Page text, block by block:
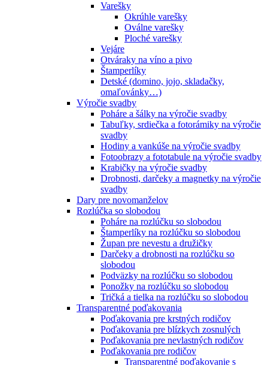
Varešky
Okrúhle varešky
Oválne varešky
Ploché varešky
Vejáre
Otváraky na víno a pivo
Štamperlíky
Detské (domino, jojo, skladačky,
omaľovánky…)
Výročie svadby
Poháre a šálky na výročie svadby
Tabuľky, srdiečka a fotorámiky na výročie
svadby
Hodiny a vankúše na výročie svadby
Fotoobrazy a fototabule na výročie svadby
Krabičky na výročie svadby
Drobnosti, darčeky a magnetky na výročie
svadby
Dary pre novomanželov
Rozlúčka so slobodou
Poháre na rozlúčku so slobodou
Štamperlíky na rozlúčku so slobodou
Župan pre nevestu a družičky
Darčeky a drobnosti na rozlúčku so
slobodou
Podväzky na rozlúčku so slobodou
Ponožky na rozlúčku so slobodou
Tričká a tielka na rozlúčku so slobodou
Transparentné poďakovania
Poďakovania pre krstných rodičov
Poďakovania pre blízkych zosnulých
Poďakovania pre nevlastných rodičov
Poďakovania pre rodičov
Transparentné poďakovanie s